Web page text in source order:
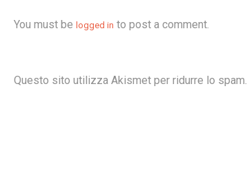
You must be logged in to post a comment.
Questo sito utilizza Akismet per ridurre lo spam.